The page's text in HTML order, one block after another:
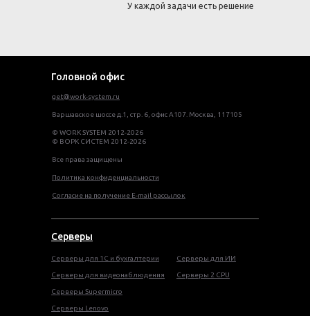
У каждой задачи есть решение
get@work-system.ru
Варшавское шоссе д.1, стр. 6, офис А107. Москва, 117105
© WORK SYSTEM 2012-2026
© ВОРК СИСТЕМ 2012-2026
Все права защищены
Политика конфиденциальности
Согласие на получение E-mail рассылок
Головной офис
Серверы
Серверы для 1С и бухгалтерии
Серверы для видеонаблюдения
Серверы Supermicro
Серверы Lenovo
Серверы для ИИ
Серверы 2 CPU